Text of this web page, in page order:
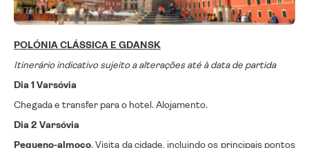
POLÓNIA CLÁSSICA E GDANSK
Itinerário indicativo sujeito a alterações até à data de partida
Dia 1 Varsóvia
Chegada e transfer para o hotel. Alojamento.
Dia 2 Varsóvia
Pequeno-almoço. Visita da cidade, incluindo os principais pontos